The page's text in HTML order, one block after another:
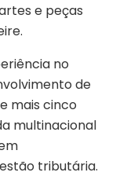
e peças
no
de
mais cinco
multinacional
tributária.